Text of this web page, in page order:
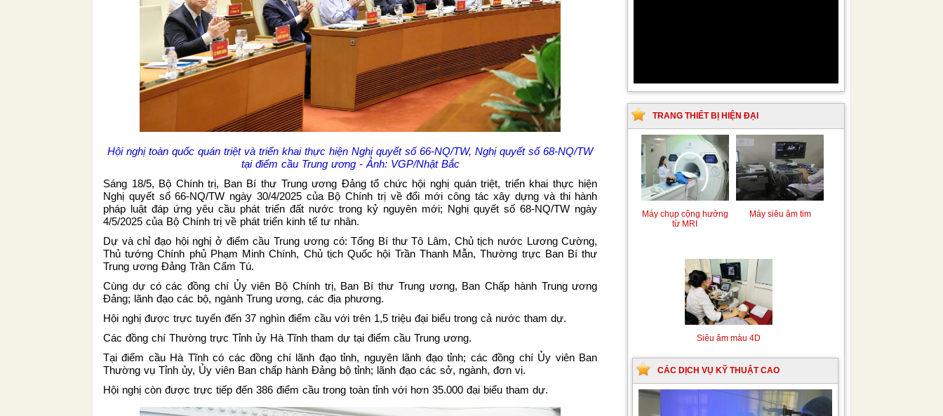
Hội nghị toàn quốc quán triệt và triển khai thực hiện Nghị quyết số 66-NQ/TW, Nghị quyết số 68-NQ/TW
tại điểm cầu Trung ương - Ảnh: VGP/Nhật Bắc
Sáng 18/5, Bộ Chính trị, Ban Bí thư Trung ương Đảng tổ chức hội nghị quán triệt, triển khai thực hiện
Nghị quyết số 66-NQ/TW ngày 30/4/2025 của Bộ Chính trị về đổi mới công tác xây dựng và thi hành
pháp luật đáp ứng yêu cầu phát triển đất nước trong kỷ nguyên mới; Nghị quyết số 68-NQ/TW ngày
4/5/2025 của Bộ Chính trị về phát triển kinh tế tư nhân.
Dự và chỉ đạo hội nghị ở điểm cầu Trung ương có: Tổng Bí thư Tô Lâm, Chủ tịch nước Lương Cường,
Thủ tướng Chính phủ Phạm Minh Chính, Chủ tịch Quốc hội Trần Thanh Mẫn, Thường trực Ban Bí thư
Trung ương Đảng Trần Cẩm Tú.
Cùng dự có các đồng chí Ủy viên Bộ Chính trị, Ban Bí thư Trung ương, Ban Chấp hành Trung ương
Đảng; lãnh đạo các bộ, ngành Trung ương, các địa phương.
Hội nghị được trực tuyến đến 37 nghìn điểm cầu với trên 1,5 triệu đại biểu trong cả nước tham dự.
Các đồng chí Thường trực Tỉnh ủy Hà Tĩnh tham dự tại điểm cầu Trung ương.
Tại điểm cầu Hà Tĩnh có các đồng chí lãnh đạo tỉnh, nguyên lãnh đạo tỉnh; các đồng chí Ủy viên Ban
Thường vụ Tỉnh ủy, Ủy viên Ban chấp hành Đảng bộ tỉnh; lãnh đạo các sở, ngành, đơn vị.
Hội nghị còn được trực tiếp đến 386 điểm cầu trong toàn tỉnh với hơn 35.000 đại biểu tham dự.
TRANG THIẾT BỊ HIỆN ĐẠI
Máy chụp cộng hưởng
từ MRI
Máy siêu âm tim
Siêu âm màu 4D
CÁC DỊCH VỤ KỸ THUẬT CAO